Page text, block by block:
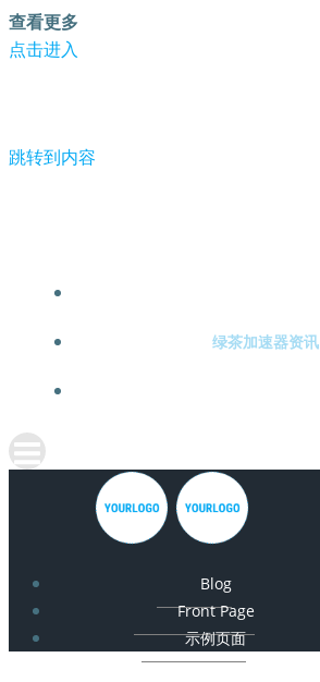
查看更多
点击进入
跳转到内容
绿茶加速器资讯
Blog
Front Page
示例页面